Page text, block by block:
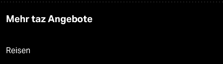
Mehr taz Angebote
Reisen